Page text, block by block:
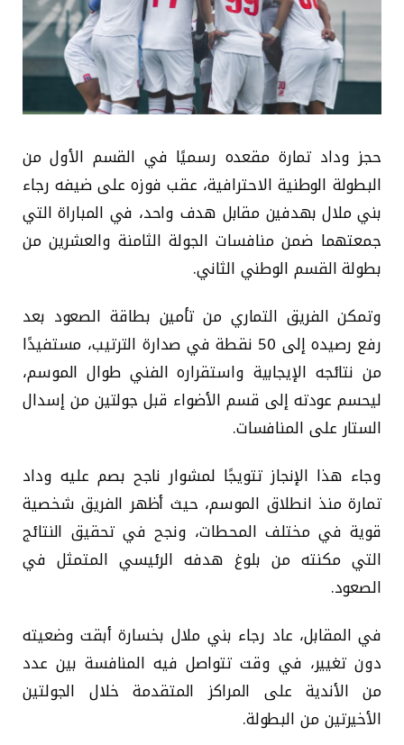
حجز وداد تمارة مقعده رسميًا في القسم الأول من
البطولة الوطنية الاحترافية، عقب فوزه على ضيفه رجاء
بني ملال بهدفين مقابل هدف واحد، في المباراة التي
جمعتهما ضمن منافسات الجولة الثامنة والعشرين من
بطولة القسم الوطني الثاني.
وتمكن الفريق التماري من تأمين بطاقة الصعود بعد
رفع رصيده إلى 50 نقطة في صدارة الترتيب، مستفيدًا
من نتائجه الإيجابية واستقراره الفني طوال الموسم،
ليحسم عودته إلى قسم الأضواء قبل جولتين من إسدال
الستار على المنافسات.
وجاء هذا الإنجاز تتويجًا لمشوار ناجح بصم عليه وداد
تمارة منذ انطلاق الموسم، حيث أظهر الفريق شخصية
قوية في مختلف المحطات، ونجح في تحقيق النتائج
التي مكنته من بلوغ هدفه الرئيسي المتمثل في
الصعود.
في المقابل، عاد رجاء بني ملال بخسارة أبقت وضعيته
دون تغيير، في وقت تتواصل فيه المنافسة بين عدد
من الأندية على المراكز المتقدمة خلال الجولتين
الأخيرتين من البطولة.